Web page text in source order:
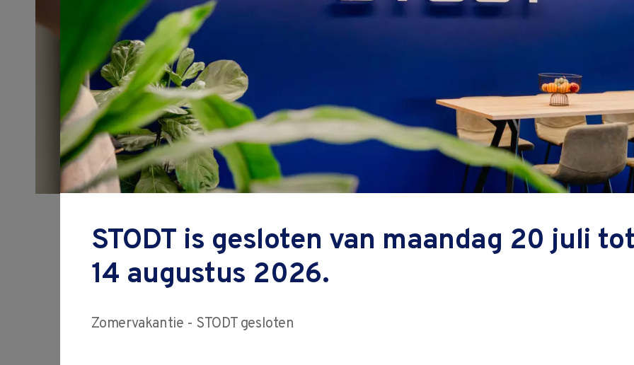
Cursus MSA vervolg
(Meet Systeem Analyse)
Na het doorlopen van de cursus heb je
STODT is gesloten van maandag 20 juli
14 augustus 2026.
Zomervakantie - STODT gesloten